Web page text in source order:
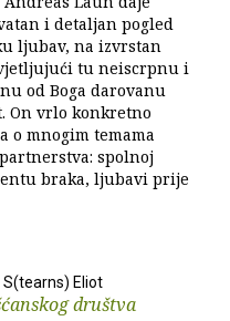
i detaljan pogled
ljubav, na izvrstan
tu neiscrpnu i
od Boga darovanu
On vrlo konkretno
o mnogim temama
spolnoj
braka, ljubavi prije
Eliot
društva